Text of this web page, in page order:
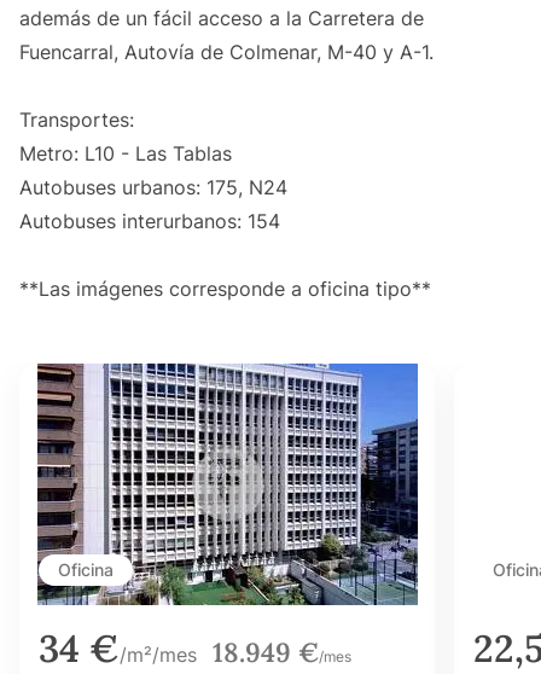
además de un fácil acceso a la Carretera de
Fuencarral, Autovía de Colmenar, M-40 y A-1.
Transportes:
Metro: L10 - Las Tablas
Autobuses urbanos: 175, N24
Autobuses interurbanos: 154
**Las imágenes corresponde a oficina tipo**
Oficina
34 €/m²/mes 18.949 €/mes